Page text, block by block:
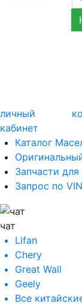
личный
кабинет
Каталог
Запчасти
Запрос по VIN
чат
Lifan
Chery
Great Wall
Geely
Все